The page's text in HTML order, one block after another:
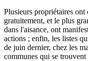
Plusieurs propriétaires ont
gratuitement, et le plus
dans l'aisance, ont
actions ; enfin, les listes
de juin dernier, chez les
communes qui se